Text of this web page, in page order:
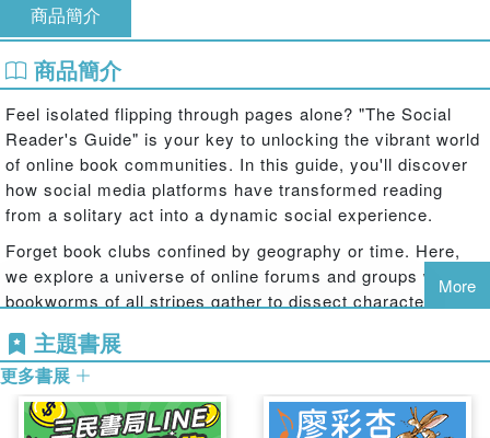
商品簡介
商品簡介
Feel isolated flipping through pages alone? "The Social
Reader's Guide" is your key to unlocking the vibrant world
of online book communities. In this guide, you'll discover
how social media platforms have transformed reading
from a solitary act into a dynamic social experience.
Forget book clubs confined by geography or time. Here,
we explore a universe of online forums and groups where
bookworms of all stripes gather to dissect characters,
literature. Whether you're a seasoned reader seeking
fresh perspectives or a newbie just discovering the magic
of books, this guide equips you to navigate the exciting
realm of social reading.
More
主題書展
更多書展